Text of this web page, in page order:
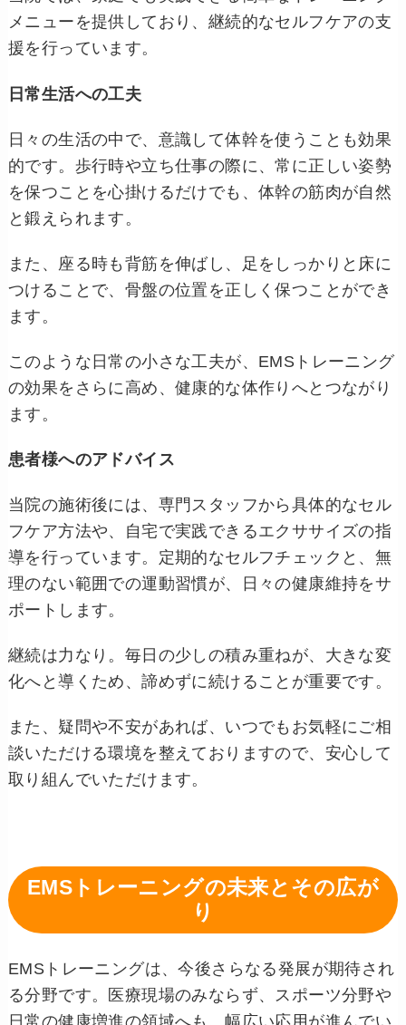
メニューを提供しており、継続的なセルフケアの支
援を行っています。
日常生活への工夫
日々の生活の中で、意識して体幹を使うことも効果
的です。歩行時や立ち仕事の際に、常に正しい姿勢
を保つことを心掛けるだけでも、体幹の筋肉が自然
と鍛えられます。
また、座る時も背筋を伸ばし、足をしっかりと床に
つけることで、骨盤の位置を正しく保つことができ
ます。
このような日常の小さな工夫が、EMSトレーニング
の効果をさらに高め、健康的な体作りへとつながり
ます。
患者様へのアドバイス
当院の施術後には、専門スタッフから具体的なセル
フケア方法や、自宅で実践できるエクササイズの指
導を行っています。定期的なセルフチェックと、無
理のない範囲での運動習慣が、日々の健康維持をサ
ポートします。
継続は力なり。毎日の少しの積み重ねが、大きな変
化へと導くため、諦めずに続けることが重要です。
また、疑問や不安があれば、いつでもお気軽にご相
談いただける環境を整えておりますので、安心して
取り組んでいただけます。
EMSトレーニングの未来とその広が
り
EMSトレーニングは、今後さらなる発展が期待され
る分野です。医療現場のみならず、スポーツ分野や